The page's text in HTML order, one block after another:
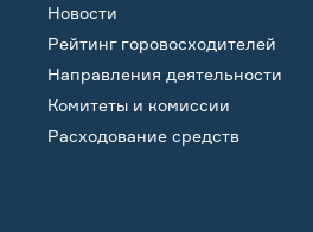
Новости
Рейтинг горовосходителей
Направления деятельности
Комитеты и комиссии
Расходование средств